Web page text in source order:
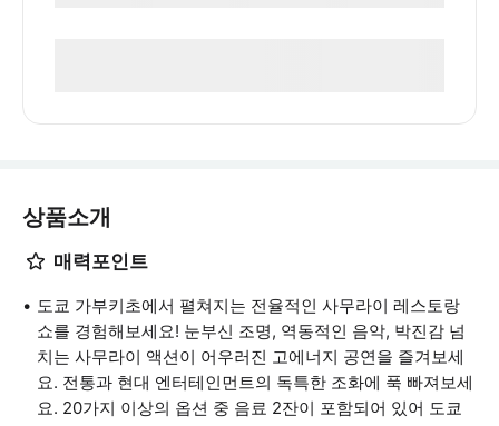
상품소개
매력포인트
도쿄 가부키초에서 펼쳐지는 전율적인 사무라이 레스토랑
쇼를 경험해보세요! 눈부신 조명, 역동적인 음악, 박진감 넘
치는 사무라이 액션이 어우러진 고에너지 공연을 즐겨보세
요. 전통과 현대 엔터테인먼트의 독특한 조화에 푹 빠져보세
요. 20가지 이상의 옵션 중 음료 2잔이 포함되어 있어 도쿄